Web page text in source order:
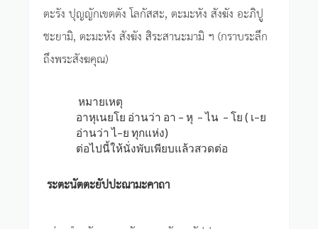
ตะรัง ปุญญักเขตตัง โลกัสสะ, ตะมะหัง สังฆัง อะภิปู
ชะยามิ, ตะมะหัง สังฆัง สิระสานะมามิ ฯ (กราบระลึก
ถึงพระสังฆคุณ)
หมายเหตุ
อาหุเนยโย อ่านว่า อา – หุ – ไน – โย ( เ–ย
อ่านว่า ไ–ย ทุกแห่ง)
ต่อไปนี้ให้นั่งพับเพียบแล้วสวดต่อ
ระตะนัตตะยัปปะณามะคาถา